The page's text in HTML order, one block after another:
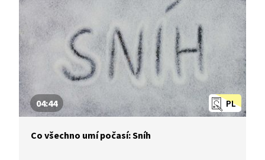
PL
04:44
Co všechno umí počasí: Sníh